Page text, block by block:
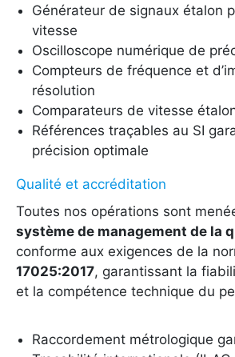
Générateur de signaux étalon
vitesse
Oscilloscope numérique de
Compteurs de fréquence et
résolution
Comparateurs de vitesse
Références traçables au SI
précision optimale
Qualité et accréditation
Toutes nos opérations sont
système de management de la
conforme aux exigences de la
17025:2017, garantissant la
et la compétence technique du
Raccordement métrologique